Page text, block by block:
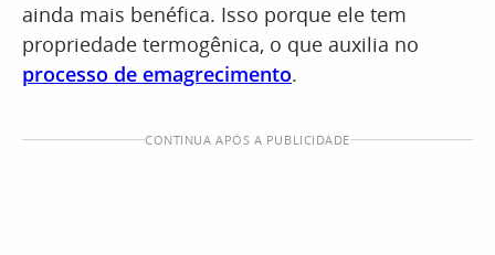
ainda mais benéfica. Isso porque ele tem
propriedade termogênica, o que auxilia no
processo de emagrecimento.
CONTINUA APÓS A PUBLICIDADE